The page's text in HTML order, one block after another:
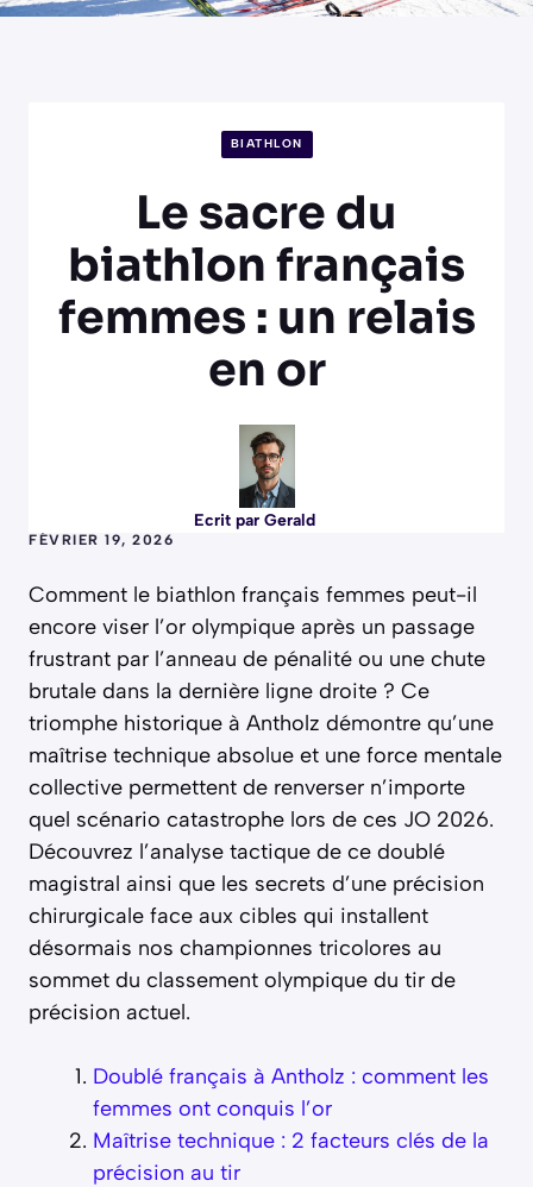
BIATHLON
Le sacre du
biathlon français
femmes : un relais
en or
Ecrit par Gerald
FÉVRIER 19, 2026
Comment le biathlon français femmes peut-il
encore viser l’or olympique après un passage
frustrant par l’anneau de pénalité ou une chute
brutale dans la dernière ligne droite ? Ce
triomphe historique à Antholz démontre qu’une
maîtrise technique absolue et une force mentale
collective permettent de renverser n’importe
quel scénario catastrophe lors de ces JO 2026.
Découvrez l’analyse tactique de ce doublé
magistral ainsi que les secrets d’une précision
chirurgicale face aux cibles qui installent
désormais nos championnes tricolores au
sommet du classement olympique du tir de
précision actuel.
Doublé français à Antholz : comment les
femmes ont conquis l’or
Maîtrise technique : 2 facteurs clés de la
précision au tir